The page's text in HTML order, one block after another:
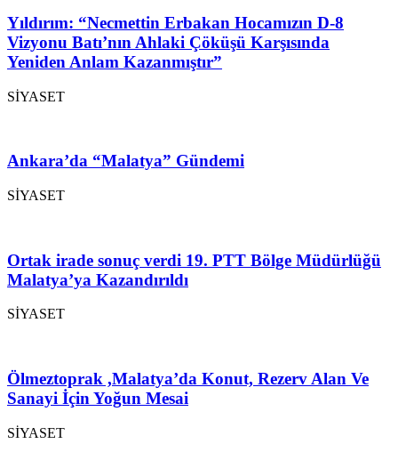
Yıldırım: “Necmettin Erbakan Hocamızın D-8
Vizyonu Batı’nın Ahlaki Çöküşü Karşısında
Yeniden Anlam Kazanmıştır”
SİYASET
Ankara’da “Malatya” Gündemi
SİYASET
Ortak irade sonuç verdi 19. PTT Bölge Müdürlüğü
Malatya’ya Kazandırıldı
SİYASET
Ölmeztoprak ,Malatya’da Konut, Rezerv Alan Ve
Sanayi İçin Yoğun Mesai
SİYASET